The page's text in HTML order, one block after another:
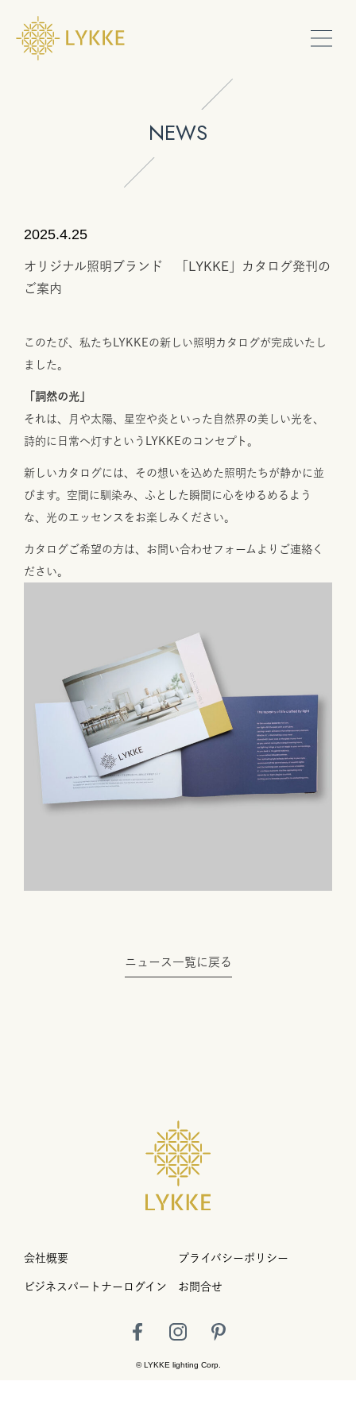
PRODUCTS
SHOW ROOM
NEWS
2025.4.25
オリジナル照明ブランド 「LYKKE」カタログ発刊の
ご案内
このたび、私たちLYKKEの新しい照明カタログが完成いたし
ました。
「詞然の光」
それは、月や太陽、星空や炎といった自然界の美しい光を、
詩的に日常へ灯すというLYKKEのコンセプト。
新しいカタログには、その想いを込めた照明たちが静かに並
びます。空間に馴染み、ふとした瞬間に心をゆるめるよう
な、光のエッセンスをお楽しみください。
カタログご希望の方は、 お問い合わせフォーム よりご連絡く
ださい。
ニュース一覧に戻る
会社概要 プライバシーポリシー
ビジネスパートナーログイン お問合せ
© LYKKE lighting Corp.